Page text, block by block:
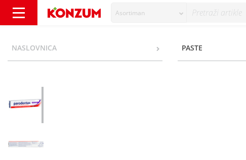
Asortiman
NASLOVNICA PASTE